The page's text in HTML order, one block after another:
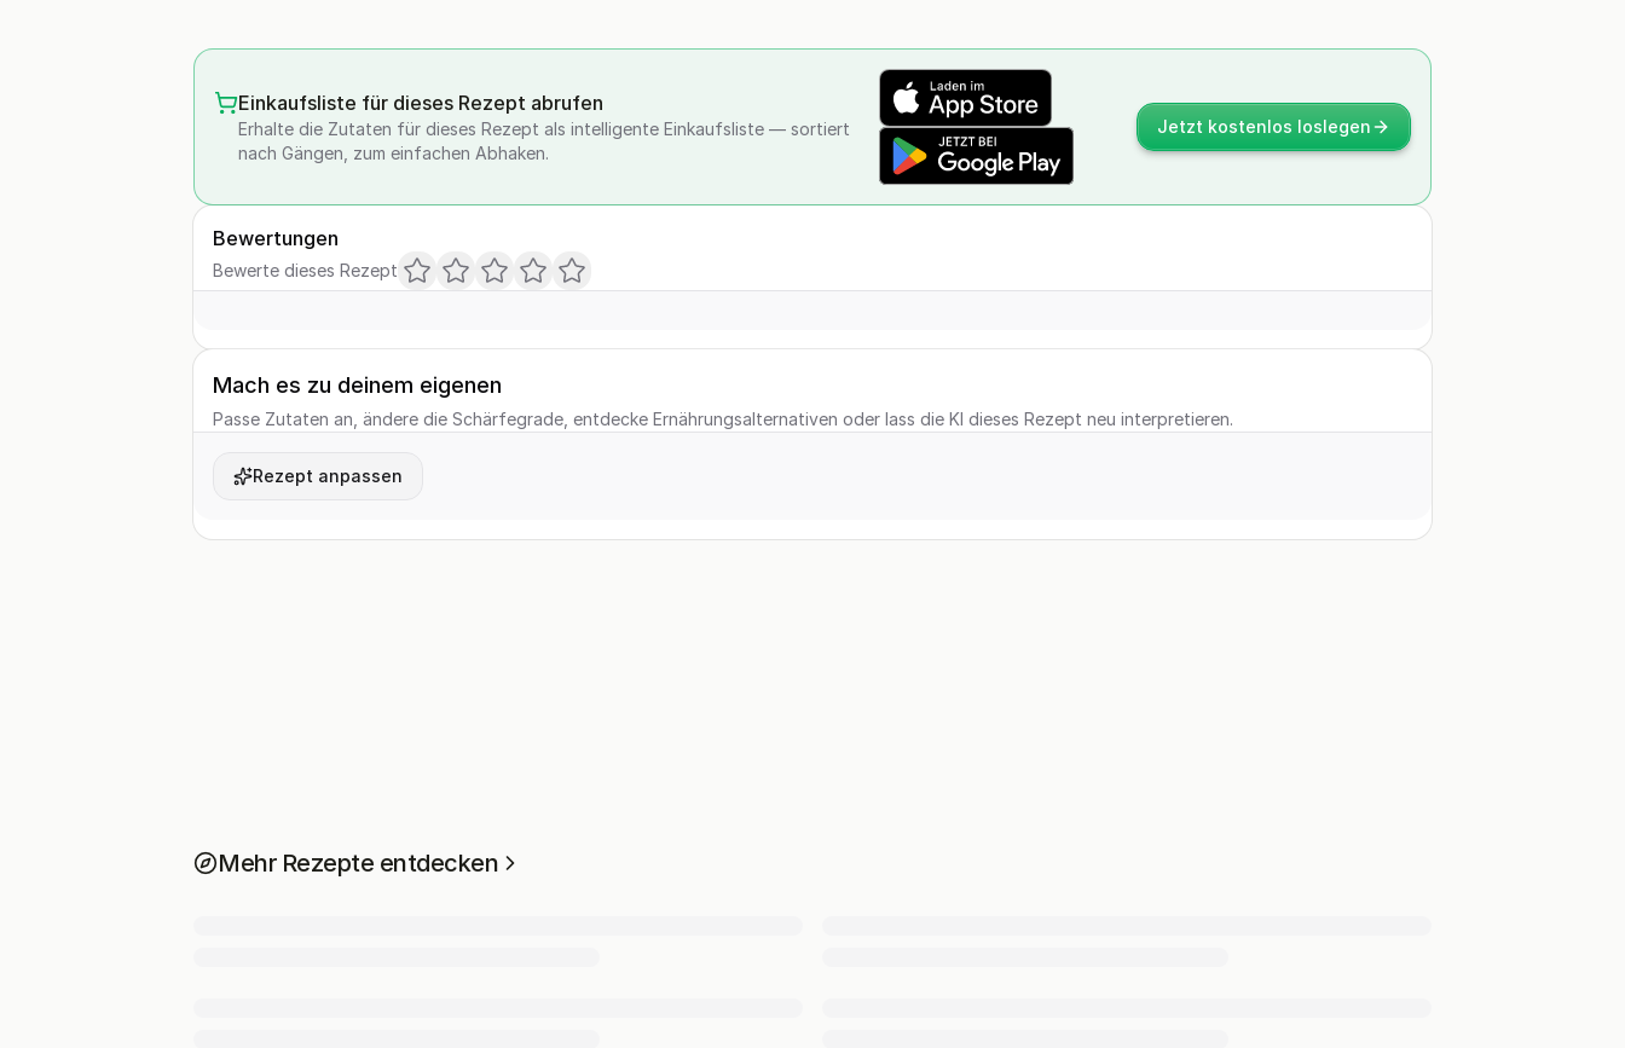
Einkaufsliste für dieses Rezept abrufen
Erhalte die Zutaten für dieses Rezept als intelligente Einkaufsliste — sortiert
nach Gängen, zum einfachen Abhaken.
Jetzt kostenlos loslegen
Bewertungen
Bewerte dieses Rezept
Mach es zu deinem eigenen
Passe Zutaten an, ändere die Schärfegrade, entdecke Ernährungsalternativen oder lass die KI dieses Rezept neu interpretieren.
Rezept anpassen
Mehr Rezepte entdecken